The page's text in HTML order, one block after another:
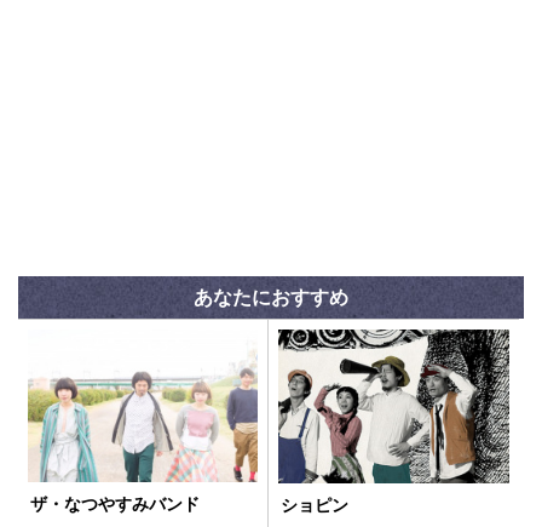
あなたにおすすめ
ザ・なつやすみバンド ショピン